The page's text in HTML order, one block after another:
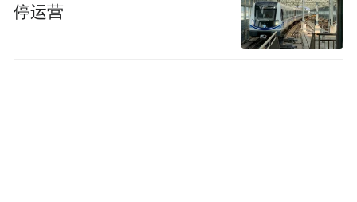
停运营